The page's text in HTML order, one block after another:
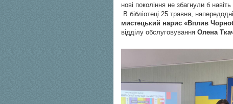
нові покоління не збагнули б
В бібліотеці 25 травня,
мистецький нарис «Вплив
відділу обслуговування Олена